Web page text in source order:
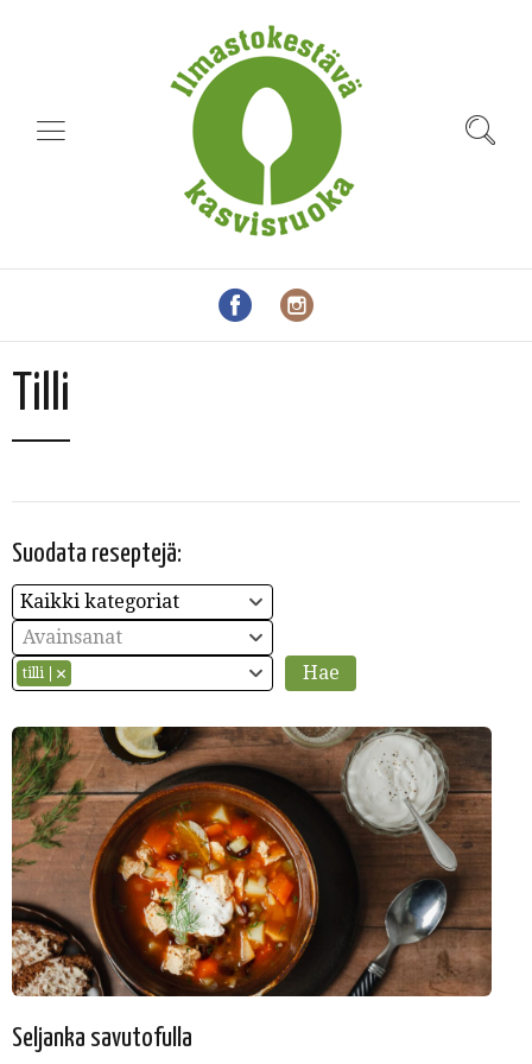
Tilli
Suodata reseptejä:
Kaikki kategoriat
Avainsanat
tilli
Seljanka savutofulla